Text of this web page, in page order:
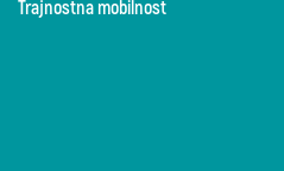
Trajnostna mobilnost